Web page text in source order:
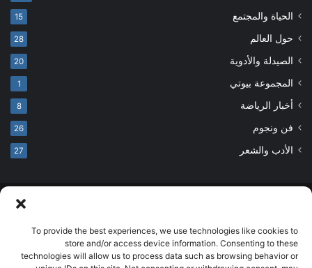
To provide the best experiences, we use technologies like cookies to
store and/or access device information. Consenting to these
technologies will allow us to process data such as browsing behavior or
الحياة والمجتمع 15
حول العالم 28
الصيدلة والأدوية 20
المجموعة بيوتي 1
أخبار الرياضة 8
فن ونجوم 26
الأدب والشعر 27
developed by salehsounbol.com
الرئيسية
من نحن إخلاء مسؤولية اتصل بنا سياسة الخصوصية